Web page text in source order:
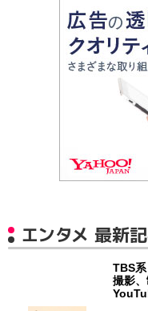
エンタメ 最新
TBS
撮影